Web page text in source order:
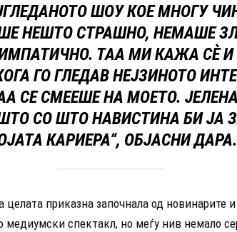
ШОУ КОЕ МНОГУ
НЕШТО СТРАШНО, НЕМАШЕ
ТАА МИ КАЖА СÈ
ГО ГЛЕДАВ НЕЈЗИНОТО
СЕ СМЕЕШЕ НА МОЕТО.
СО ШТО НАВИСТИНА БИ ЈА
КАРИЕРА“, ОБЈАСНИ ДАРА.
целата приказна започнала од новинарите
медиумски спектакл, но меѓу нив немало